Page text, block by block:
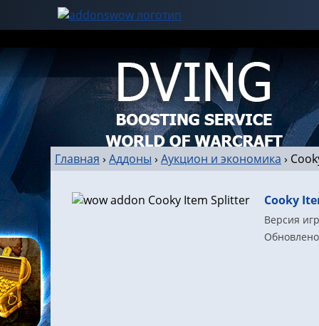
Главная › Аддоны › Аукцион и экономика ›
Cooky
Версия